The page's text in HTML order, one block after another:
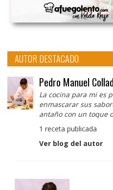
AUTOR DESTACADO
Pedro Manuel
La cocina para mi es
enmascarar sus
antaño con un toque
1 receta publicada
Ver blog del autor